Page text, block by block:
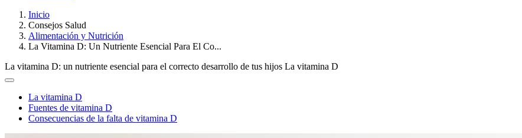
Breadcrumb
Inicio
Consejos Salud
Alimentación y Nutrición
La Vitamina D: Un Nutriente Esencial Para El Co...
La vitamina D: un nutriente esencial para el correcto desarrollo de tus hijos La vitamina D
La vitamina D
Fuentes de vitamina D
Consecuencias de la falta de vitamina D